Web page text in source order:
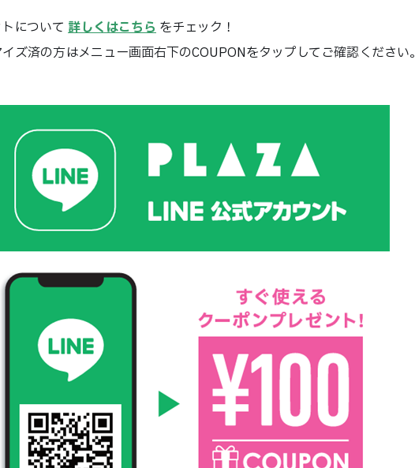
について 詳しくはこちら をチェック！
ズ済の方はメニュー画面右下のCOUPONをタップしてご確認ください。